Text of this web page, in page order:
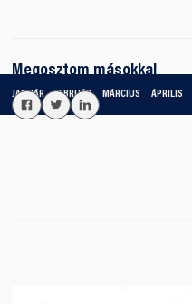
JANUÁR FEBRUÁR MÁRCIUS ÁPRILIS
Megosztom másokkal